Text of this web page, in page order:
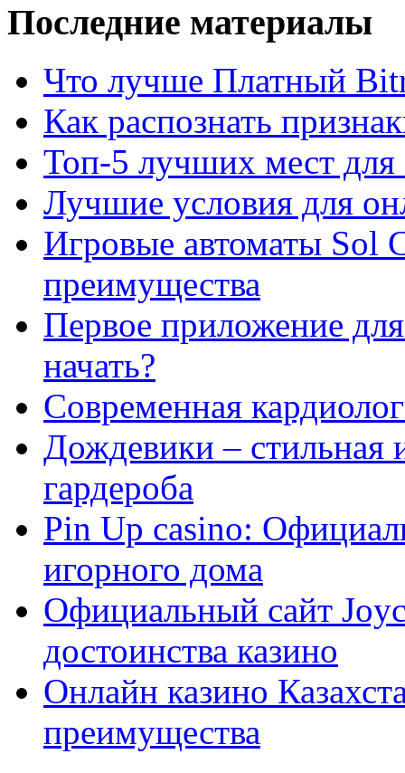
Последние материалы
Что лучше Платный
Как распознать
Топ-5 лучших мест для
Лучшие условия для
Игровые автоматы Sol
преимущества
Первое приложение
начать?
Современная
Дождевики – стильная
гардероба
Pin Up casino:
игорного дома
Официальный сайт
достоинства казино
Онлайн казино
преимущества